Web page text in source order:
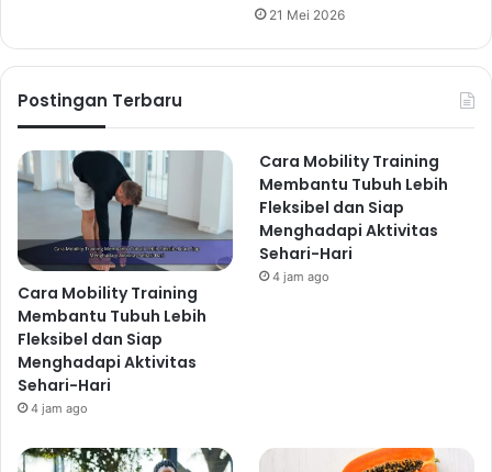
21 Mei 2026
Postingan Terbaru
Cara Mobility Training
Membantu Tubuh Lebih
Fleksibel dan Siap
Menghadapi Aktivitas
Sehari-Hari
4 jam ago
Cara Mobility Training
Membantu Tubuh Lebih
Fleksibel dan Siap
Menghadapi Aktivitas
Sehari-Hari
4 jam ago